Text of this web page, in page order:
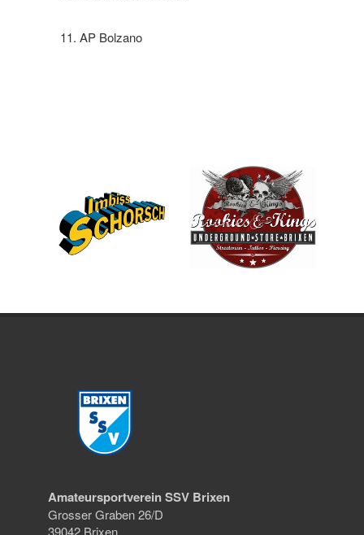
11. AP Bolzano
Amateursportverein SSV Brixen
Grosser Graben 26/D
39042 Brixen